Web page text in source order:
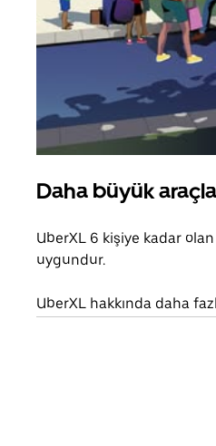
Daha büyük
UberXL 6 kişiye kadar
uygundur.
UberXL hakkında daha